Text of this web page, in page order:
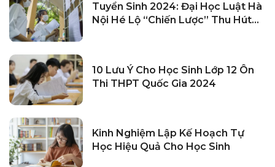
Tuyển Sinh 2024: Đại Học Luật Hà
Nội Hé Lộ “chiến Lược” Thu Hút
10 Lưu Ý Cho Học Sinh Lớp 12 Ôn
Thi THPT Quốc Gia 2024
Kinh Nghiệm Lập Kế Hoạch Tự
Học Hiệu Quả Cho Học Sinh